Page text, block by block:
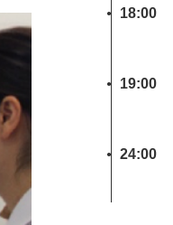
18:00
19:00
24:00